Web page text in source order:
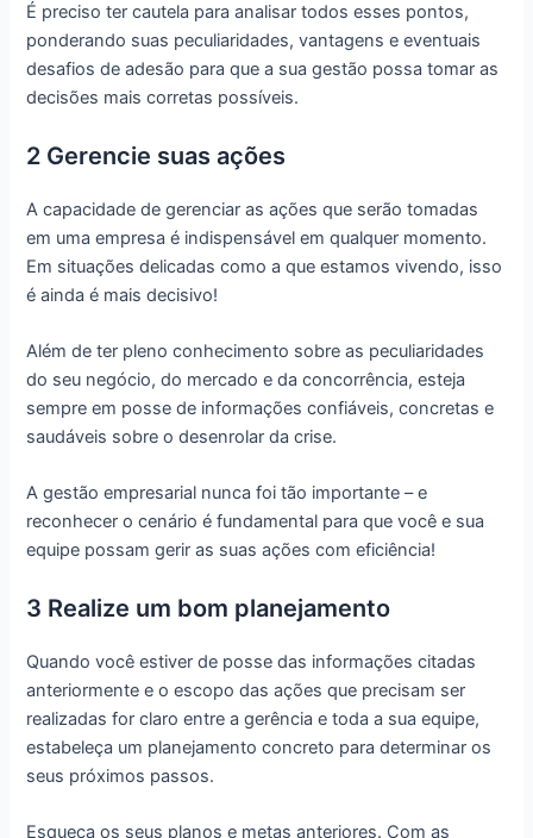
É preciso ter cautela para analisar todos esses pontos,
ponderando suas peculiaridades, vantagens e eventuais
desafios de adesão para que a sua gestão possa tomar as
decisões mais corretas possíveis.
2 Gerencie suas ações
A capacidade de gerenciar as ações que serão tomadas
em uma empresa é indispensável em qualquer momento.
Em situações delicadas como a que estamos vivendo, isso
é ainda é mais decisivo!
Além de ter pleno conhecimento sobre as peculiaridades
do seu negócio, do mercado e da concorrência, esteja
sempre em posse de informações confiáveis, concretas e
saudáveis sobre o desenrolar da crise.
A gestão empresarial nunca foi tão importante – e
reconhecer o cenário é fundamental para que você e sua
equipe possam gerir as suas ações com eficiência!
3 Realize um bom planejamento
Quando você estiver de posse das informações citadas
anteriormente e o escopo das ações que precisam ser
realizadas for claro entre a gerência e toda a sua equipe,
estabeleça um planejamento concreto para determinar os
seus próximos passos.
Esqueça os seus planos e metas anteriores. Com as